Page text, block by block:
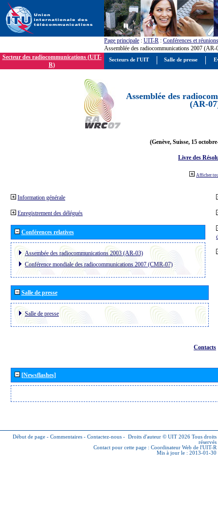
Page principale : UIT-R : Conférences et réunions
Assemblée des radiocommunications 2007 (AR-
Secteur des radiocommunications (UIT-
R)
Assemblée des
(AR-
(Genève, Suisse, 15
Livre des
Afficher
Information générale
Enregistrement des délégués
Conférences relatives
Assembée des radiocommunications 2003 (AR-03)
Conférence mondiale des radiocommunications 2007 (CMR-07)
Salle de presse
Salle de presse
Contacts
[Newsflashes]
Début de page - Commentaires - Contactez-nous - Droits d'auteur © UIT 2026 Tous droits
réservés
Contact pour cette page : Coordinateur Web de l'UIT-R
Mis à jour le : 2013-01-30
Secteurs de l'UIT Salle de presse